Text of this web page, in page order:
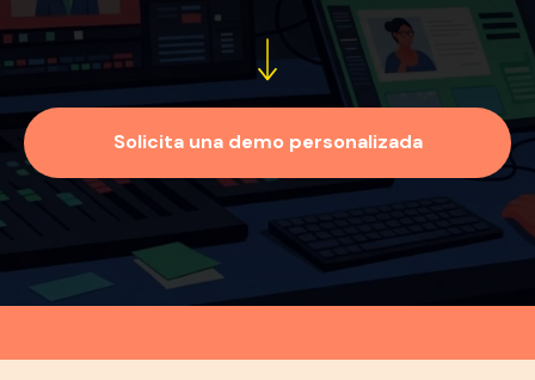
Solicita una demo personalizada